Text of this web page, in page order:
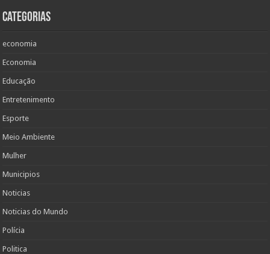
Categorias
economia
Economia
Educação
Entretenimento
Esporte
Meio Ambiente
Mulher
Municipios
Noticias
Noticias do Mundo
Polícia
Politica